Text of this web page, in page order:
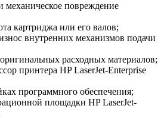
механическое повреждение
картриджа или его валов;
внутренних механизмов подачи
расходных материалов;
принтера HP LaserJet-Enterprise
программного обеспечения;
площадки HP LaserJet-